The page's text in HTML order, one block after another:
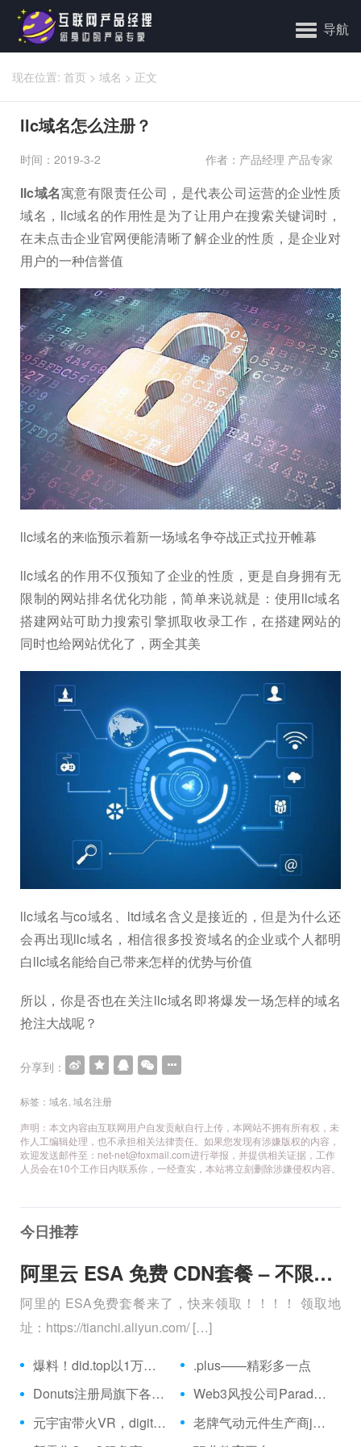
导航
现在位置: 首页 > 域名 > 正文
llc域名怎么注册？
时间：2019-3-2 作者：产品经理 产品专家
llc域名寓意有限责任公司，是代表公司运营的企业性质
域名，llc域名的作用性是为了让用户在搜索关键词时，
在未点击企业官网便能清晰了解企业的性质，是企业对
用户的一种信誉值
llc域名的来临预示着新一场域名争夺战正式拉开帷幕
llc域名的作用不仅预知了企业的性质，更是自身拥有无
限制的网站排名优化功能，简单来说就是：使用llc域名
搭建网站可助力搜索引擎抓取收录工作，在搭建网站的
同时也给网站优化了，两全其美
llc域名与co域名、ltd域名含义是接近的，但是为什么还
会再出现llc域名，相信很多投资域名的企业或个人都明
白llc域名能给自己带来怎样的优势与价值
所以，你是否也在关注llc域名即将爆发一场怎样的域名
抢注大战呢？
分享到：
标签： 域名 域名注册
声明：本文内容由互联网用户自发贡献自行上传，本网站不拥有所有权，未
作人工编辑处理，也不承担相关法律责任。如果您发现有涉嫌版权的内容，
欢迎发送邮件至：net-net@foxmail.com进行举报，并提供相关证据，工作
人员会在10个工作日内联系你，一经查实，本站将立刻删除涉嫌侵权内容。
今日推荐
阿里云 ESA 免费 CDN套餐 – 不限流量、全球加速 免费购买分享
阿里的 ESA免费套餐来了，快来领取！！！！ 领取地
址：https://tianchi.aliyun.com/ […]
爆料！did.top以1万美元交易
.plus——精彩多一点
Donuts注册局旗下各有所长的5大域名
Web3风投公司Paradigm.xyz资金量超25亿美元
元宇宙带火VR，digitime.top用VR推动教育创新
老牌气动元件生产商jpc.top，将“中国造”带向世界